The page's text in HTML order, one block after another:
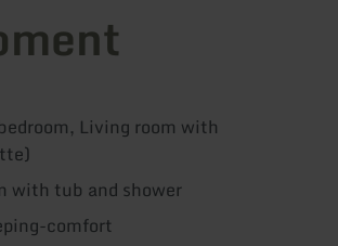
Living room with
with tub and shower
comfort